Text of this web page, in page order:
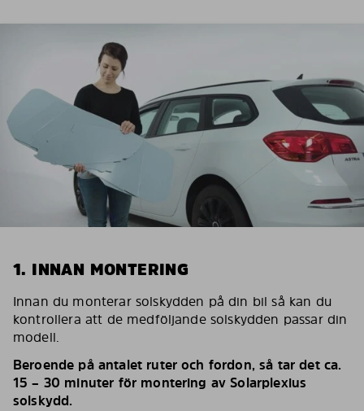
1. INNAN MONTERING
Innan du monterar solskydden på din bil så kan du
kontrollera att de medföljande solskydden passar din
modell.
Beroende på antalet ruter och fordon, så tar det ca.
15 – 30 minuter för montering av Solarplexius
solskydd.